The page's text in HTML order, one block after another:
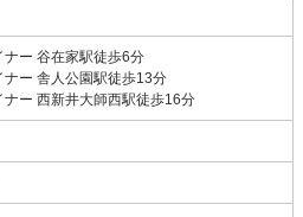
ナー 谷在家駅徒歩6分
ナー 舎人公園駅徒歩13分
ナー 西新井大師西駅徒歩16分